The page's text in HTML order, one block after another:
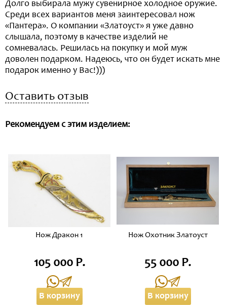
Долго выбирала мужу сувенирное холодное оружие.
Среди всех вариантов меня заинтересовал нож
«Пантера». О компании «Златоуст» я уже давно
слышала, поэтому в качестве изделий не
сомневалась. Решилась на покупку и мой муж
доволен подарком. Надеюсь, что он будет искать мне
подарок именно у Вас!)))
Оставить отзыв
Рекомендуем с этим изделием:
Нож Дракон 1
105 000 Р.
В корзину
Нож Охотник Златоуст
55 000 Р.
В корзину